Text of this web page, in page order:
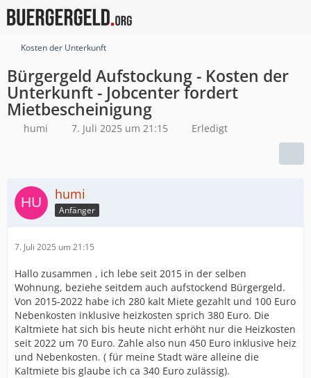
Kosten der Unterkunft
Bürgergeld Aufstockung - Kosten der
Unterkunft - Jobcenter fordert
Mietbescheinigung
humi 7. Juli 2025 um 21:15 Erledigt
humi
Anfänger
7. Juli 2025 um 21:15
Hallo zusammen , ich lebe seit 2015 in der selben
Wohnung, beziehe seitdem auch aufstockend Bürgergeld.
Von 2015-2022 habe ich 280 kalt Miete gezahlt und 100 Euro
Nebenkosten inklusive heizkosten sprich 380 Euro. Die
Kaltmiete hat sich bis heute nicht erhöht nur die Heizkosten
seit 2022 um 70 Euro. Zahle also nun 450 Euro inklusive heiz
und Nebenkosten. ( für meine Stadt wäre alleine die
Kaltmiete bis glaube ich ca 340 Euro zulässig).